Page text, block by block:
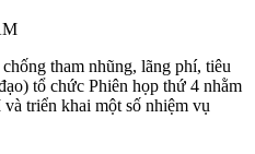
tham nhũng, lãng phí, tiêu
tổ chức Phiên họp thứ 4 nhằm
triển khai một số nhiệm vụ